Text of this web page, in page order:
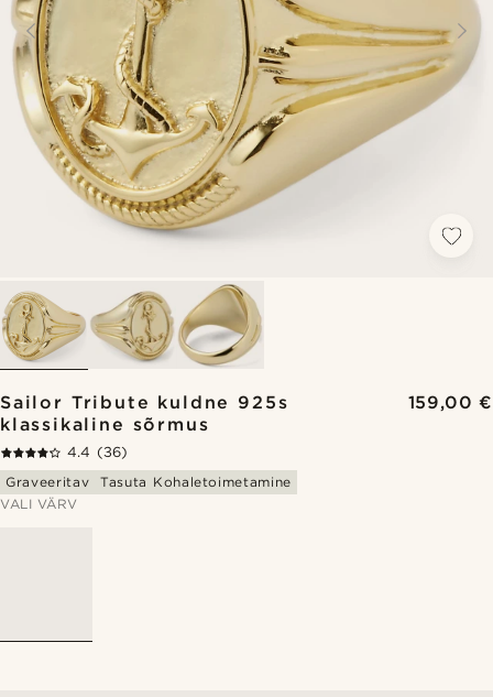
Sailor Tribute kuldne 925s
klassikaline sõrmus
159,00 €
4.4 (36)
Graveeritav
Tasuta Kohaletoimetamine
VALI VÄRV